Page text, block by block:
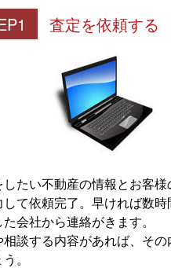
査定を依頼する
したい不動産の情報とお客
して依頼完了。早ければ数
会社から連絡がきます。
談する内容があれば、その
。